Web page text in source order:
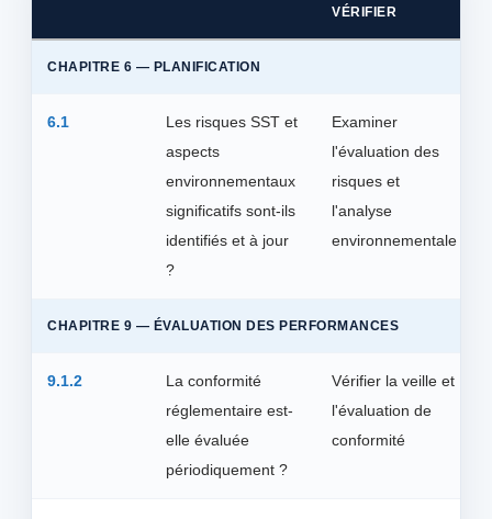
VÉRIFIER
CHAPITRE 6 — PLANIFICATION
6.1
Les risques SST et
aspects
environnementaux
significatifs sont-ils
identifiés et à jour
?
Examiner
l'évaluation des
risques et
l'analyse
environnementale
CHAPITRE 9 — ÉVALUATION DES PERFORMANCES
9.1.2
La conformité
réglementaire est-
elle évaluée
périodiquement ?
Vérifier la veille et
l'évaluation de
conformité